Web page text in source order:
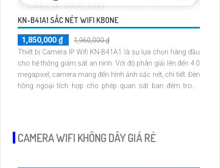
KN-B41A1 SẮC NÉT WIFI KBONE
1,850,000 ₫
1,960,000 ₫
Thiết bị Camera IP Wifi KN-B41A1 là sự lựa chọn hàng đầu
cho hệ thống giám sát an ninh. Với độ phân giải lên đến 4.0
megapixel, camera mang đến hình ảnh sắc nét, chi tiết. Đèn
hồng ngoại tích hợp cho phép quan sát ban đêm trong
CAMERA WIFI KHÔNG DÂY GIÁ RẺ